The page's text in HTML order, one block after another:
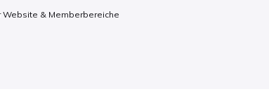
Website & Memberbereiche